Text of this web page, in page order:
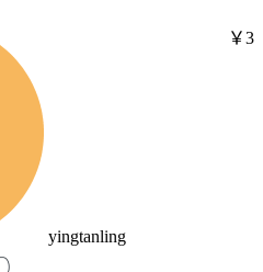
yingtanling
￥3